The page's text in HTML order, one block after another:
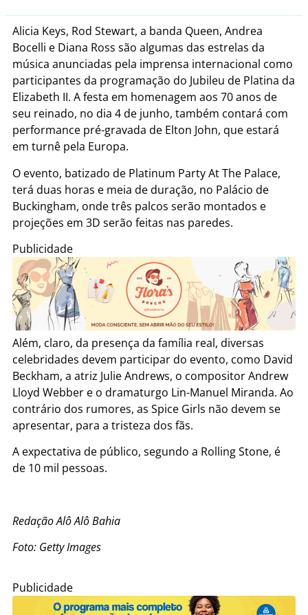
Alicia Keys, Rod Stewart, a banda Queen, Andrea
Bocelli e Diana Ross são algumas das estrelas da
música anunciadas pela imprensa internacional como
participantes da programação do Jubileu de Platina da
Elizabeth II. A festa em homenagem aos 70 anos de
seu reinado, no dia 4 de junho, também contará com
performance pré-gravada de Elton John, que estará
em turnê pela Europa.
O evento, batizado de Platinum Party At The Palace,
terá duas horas e meia de duração, no Palácio de
Buckingham, onde três palcos serão montados e
projeções em 3D serão feitas nas paredes.
Publicidade
Além, claro, da presença da família real, diversas
celebridades devem participar do evento, como David
Beckham, a atriz Julie Andrews, o compositor Andrew
Lloyd Webber e o dramaturgo Lin-Manuel Miranda. Ao
contrário dos rumores, as Spice Girls não devem se
apresentar, para a tristeza dos fãs.
A expectativa de público, segundo a Rolling Stone, é
de 10 mil pessoas.
Redação Alô Alô Bahia
Foto: Getty Images
Publicidade